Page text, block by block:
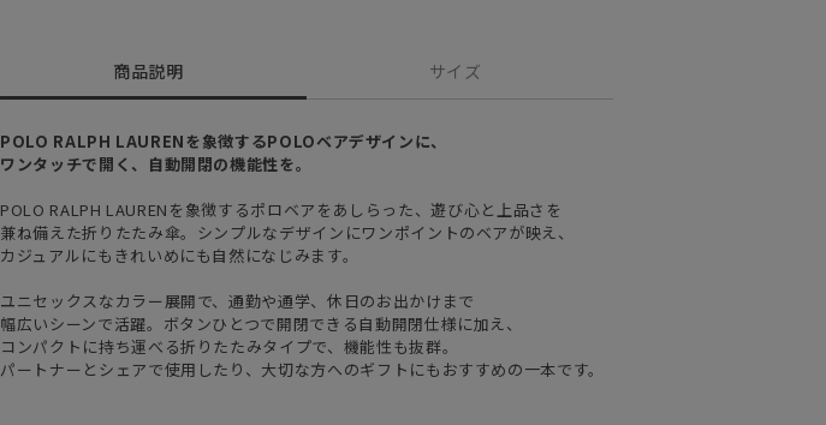
商品説明 サイズ
POLO RALPH LAURENを象徴するPOLOベアデザインに、
ワンタッチで開く、自動開閉の機能性を。
POLO RALPH LAURENを象徴するポロベアをあしらった、遊び心と上品さを
兼ね備えた折りたたみ傘。シンプルなデザインにワンポイントのベアが映え、
カジュアルにもきれいめにも自然になじみます。
ユニセックスなカラー展開で、通勤や通学、休日のお出かけまで
幅広いシーンで活躍。ボタンひとつで開閉できる自動開閉仕様に加え、
コンパクトに持ち運べる折りたたみタイプで、機能性も抜群。
パートナーとシェアで使用したり、大切な方へのギフトにもおすすめの一本です。